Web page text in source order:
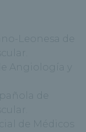
Leonesa de
Angiología y
de
de Médicos